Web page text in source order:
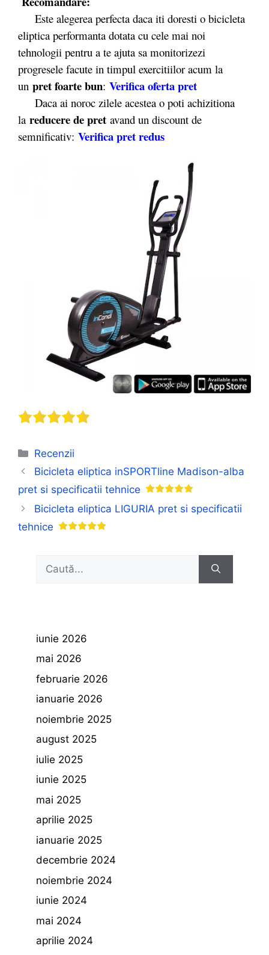
Este alegerea perfecta daca iti doresti o bicicleta
eliptica performanta dotata cu cele mai noi
tehnologii pentru a te ajuta sa monitorizezi
progresele facute in timpul exercitiilor acum la
un pret foarte bun: Verifica oferta pret
Daca ai noroc zilele acestea o poti achizitiona
la reducere de pret avand un discount de
semnificativ: Verifica pret redus
Categorii
Recenzii
Bicicleta eliptica inSPORTline Madison-alba
pret si specificatii tehnice
Bicicleta eliptica LIGURIA pret si specificatii
tehnice
după:
iunie 2026
mai 2026
februarie 2026
ianuarie 2026
noiembrie 2025
august 2025
iulie 2025
iunie 2025
mai 2025
aprilie 2025
ianuarie 2025
decembrie 2024
noiembrie 2024
iunie 2024
mai 2024
aprilie 2024